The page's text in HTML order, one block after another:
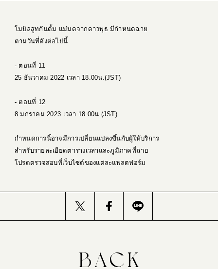
โมบิลสูทกันดั้ม แม่มดจากดาวพุธ มีกำหนดฉาย
ตามวันที่ดังต่อไปนี้
- ตอนที่ 11
25 ธันวาคม 2022 เวลา 18.00น.(JST)
- ตอนที่ 12
8 มกราคม 2023 เวลา 18.00น.(JST)
กำหนดการนี้อาจมีการเปลี่ยนแปลงขึ้นกับผู้ให้บริการ
สำหรับรายละเอียดตารางเวลาและภูมิภาคที่ฉาย
โปรดตรวจสอบที่เว็บไซต์ของแต่ละแพลตฟอร์ม